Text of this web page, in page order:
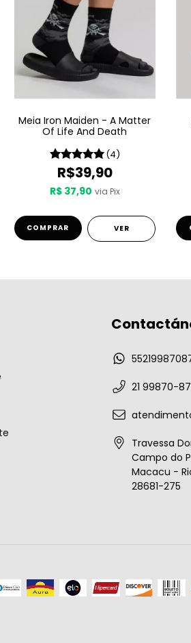
Meia Iron Maiden - A Matter
Of Life And Death
(4)
R$39,90
R$ 37,90 via Pix
COMPRAR VER
21 99870-
Travessa
Campo do
Macacu -
28681-275